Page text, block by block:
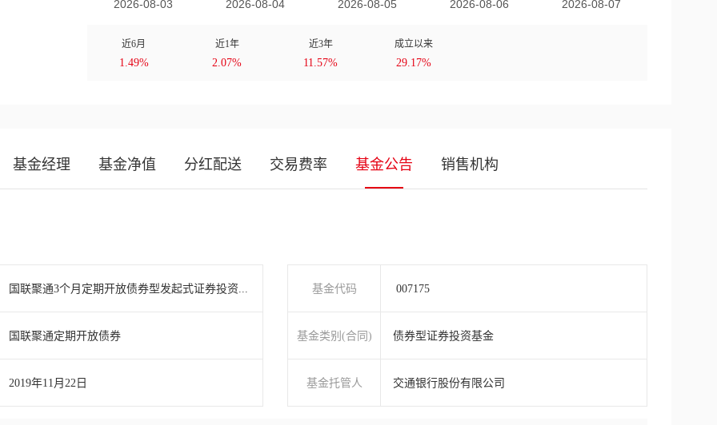
近6月
1.49%
近1年
2.07%
近3年
11.57%
成立以来
29.17%
基金经理 基金净值 分红配送 交易费率 基金公告 销售机构
国联聚通3个月定期开放债券型发起式证券投资...
国联聚通定期开放债券
2019年11月22日
基金代码 007175
基金类别(合同) 债券型证券投资基金
基金托管人 交通银行股份有限公司